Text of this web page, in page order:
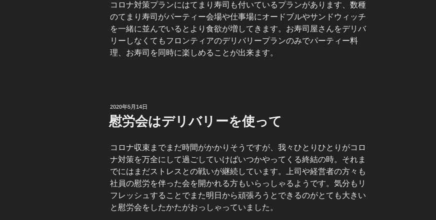
コロナ対策プランにはてまり寿司も付いているプランがあります、数種
のてまり寿司がパーティー会場や仕事場にオードブルやサンドウィッチ
を一緒に並んでいるとより食欲が増してきます。お寿司屋さんをデリバ
リーしなくてもフロンティアのデリバリープランのみでパーティー料
理、お寿司を同時に楽しめることが出来ます。
投
稿
日:
2020年5月14日
慰労会はデリバリーを使って
コロナ収束までまだ時間がかかりそうですが、我々ひとりひとりがコロ
ナ対策を万全にして過ごしていけばいつかやってくる終結の時。それま
でにはまだストレスとの戦いが継続しています。上司や経営者の方々も
社員の慰労を伴った会を開かれる方もいらっしゃるようです。気分もリ
フレッシュすることでまた明日から頑張ろうとできるのがとても大きい
と慰労会をしたかたがおっしゃっていました。